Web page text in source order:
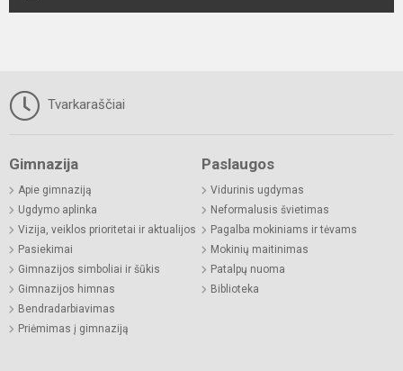
Tvarkaraščiai
Gimnazija
Apie gimnaziją
Ugdymo aplinka
Vizija, veiklos prioritetai ir aktualijos
Pasiekimai
Gimnazijos simboliai ir šūkis
Gimnazijos himnas
Bendradarbiavimas
Priėmimas į gimnaziją
Paslaugos
Vidurinis ugdymas
Neformalusis švietimas
Pagalba mokiniams ir tėvams
Mokinių maitinimas
Patalpų nuoma
Biblioteka